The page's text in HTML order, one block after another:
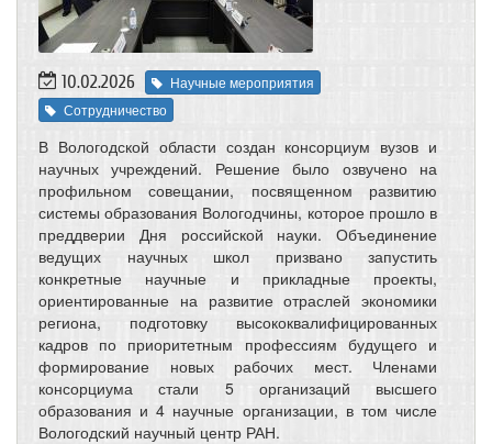
10.02.2026
Научные мероприятия
Сотрудничество
В Вологодской области создан консорциум вузов и
научных учреждений. Решение было озвучено на
профильном совещании, посвященном развитию
системы образования Вологодчины, которое прошло в
преддверии Дня российской науки. Объединение
ведущих научных школ призвано запустить
конкретные научные и прикладные проекты,
ориентированные на развитие отраслей экономики
региона, подготовку высококвалифицированных
кадров по приоритетным профессиям будущего и
формирование новых рабочих мест. Членами
консорциума стали 5 организаций высшего
образования и 4 научные организации, в том числе
Вологодский научный центр РАН.